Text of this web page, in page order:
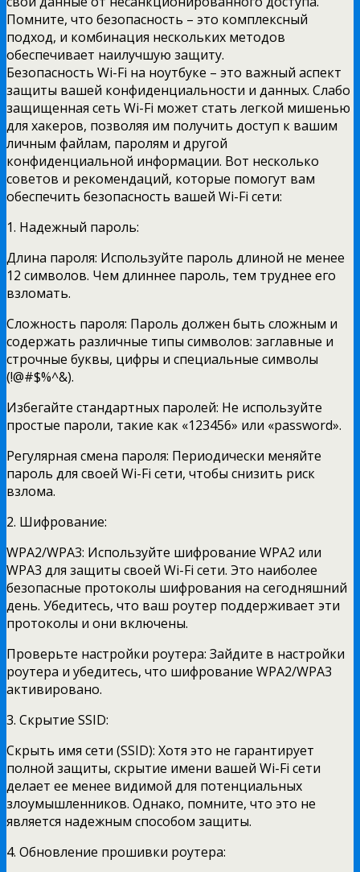
Безопасность Wi-Fi на ноутбуке – это важный аспект
защиты вашей конфиденциальности и данных. Слабо
защищенная сеть Wi-Fi может стать легкой мишенью
для хакеров, позволяя им получить доступ к вашим
личным файлам, паролям и другой
конфиденциальной информации. Вот несколько
советов и рекомендаций, которые помогут вам
обеспечить безопасность вашей Wi-Fi сети:
1. Надежный пароль:
Длина пароля: Используйте пароль длиной не менее
12 символов. Чем длиннее пароль, тем труднее его
взломать.
Сложность пароля: Пароль должен быть сложным и
содержать различные типы символов: заглавные и
строчные буквы, цифры и специальные символы
(!@#$%^&).
Избегайте стандартных паролей: Не используйте
простые пароли, такие как «123456» или «password».
Регулярная смена пароля: Периодически меняйте
пароль для своей Wi-Fi сети, чтобы снизить риск
взлома.
2. Шифрование:
WPA2/WPA3: Используйте шифрование WPA2 или
WPA3 для защиты своей Wi-Fi сети. Это наиболее
безопасные протоколы шифрования на сегодняшний
день. Убедитесь, что ваш роутер поддерживает эти
протоколы и они включены.
Проверьте настройки роутера: Зайдите в настройки
роутера и убедитесь, что шифрование WPA2/WPA3
активировано.
3. Скрытие SSID:
Скрыть имя сети (SSID): Хотя это не гарантирует
полной защиты, скрытие имени вашей Wi-Fi сети
делает ее менее видимой для потенциальных
злоумышленников. Однако, помните, что это не
является надежным способом защиты.
4. Обновление прошивки роутера: